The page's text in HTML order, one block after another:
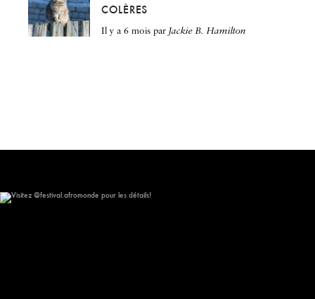
COLÈRES
il y a 6 mois par Jackie B. Hamilton